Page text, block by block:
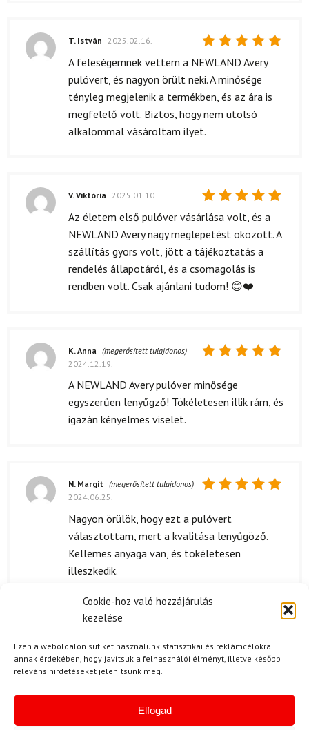
Cookie-hoz való hozzájárulás
kezelése
Ezen a weboldalon sütiket használunk statisztikai és reklámcélokra
annak érdekében, hogy javítsuk a felhasználói élményt, illetve később
releváns hirdetéseket jelenítsünk meg.
Elfogad
Értékelés:
T. István 2025.02.16.
A feleségemnek vettem a NEWLAND Avery
pulóvert, és nagyon örült neki. A minősége
tényleg megjelenik a termékben, és az ára is
megfelelő volt. Biztos, hogy nem utolsó
alkalommal vásároltam ilyet.
Értékelés:
V. Viktória 2025.01.10.
Az életem első pulóver vásárlása volt, és a
NEWLAND Avery nagy meglepetést okozott. A
szállítás gyors volt, jött a tájékoztatás a
rendelés állapotáról, és a csomagolás is
rendben volt. Csak ajánlani tudom! 😊❤️
5/ 5
K. Anna (megerősített tulajdonos)
2024.12.19.
A NEWLAND Avery pulóver minősége
egyszerűen lenyűgző! Tökéletesen illik rám, és
igazán kényelmes viselet.
5/ 5
N. Margit (megerősített tulajdonos)
2024.06.25.
Nagyon örülök, hogy ezt a pulóvert
választottam, mert a kvalitása lenyűgöző.
Kellemes anyaga van, és tökéletesen
illeszkedik.
Kérdése van?